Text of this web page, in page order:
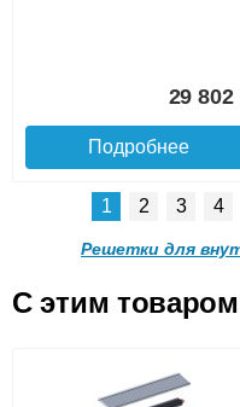
Решетка алюминиевая
поперечная itermic
SGL.900.220 цвета
4 910
29 802
Подробнее
SGL.800.340 цвета
1 2 3 4
Решетки для
C этим